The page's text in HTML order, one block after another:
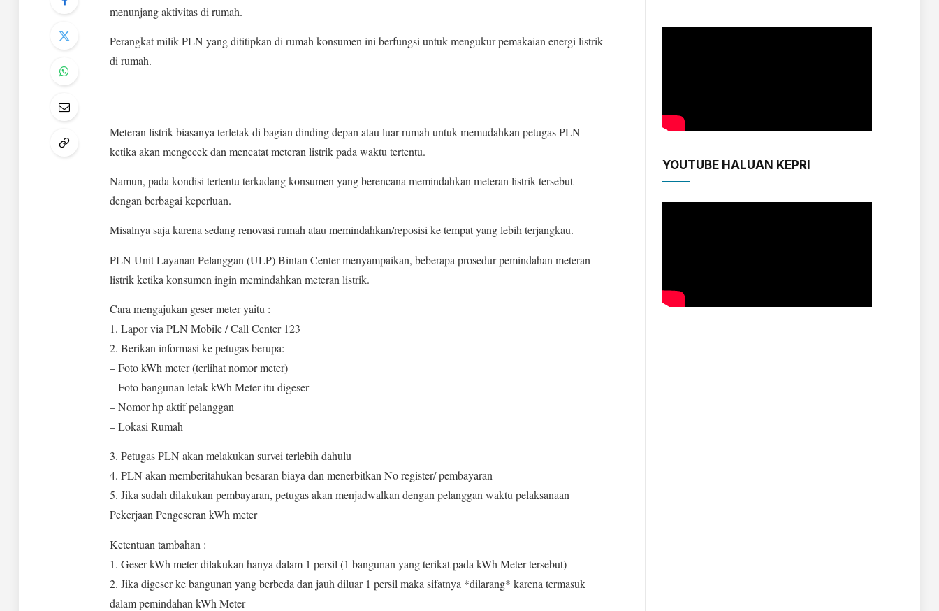
menunjang aktivitas di rumah.
Perangkat milik PLN yang dititipkan di rumah konsumen ini berfungsi untuk mengukur pemakaian energi listrik
di rumah.
Meteran listrik biasanya terletak di bagian dinding depan atau luar rumah untuk memudahkan petugas PLN
ketika akan mengecek dan mencatat meteran listrik pada waktu tertentu.
Namun, pada kondisi tertentu terkadang konsumen yang berencana memindahkan meteran listrik tersebut
dengan berbagai keperluan.
Misalnya saja karena sedang renovasi rumah atau memindahkan/reposisi ke tempat yang lebih terjangkau.
PLN Unit Layanan Pelanggan (ULP) Bintan Center menyampaikan, beberapa prosedur pemindahan meteran
listrik ketika konsumen ingin memindahkan meteran listrik.
Cara mengajukan geser meter yaitu :
1. Lapor via PLN Mobile / Call Center 123
2. Berikan informasi ke petugas berupa:
– Foto kWh meter (terlihat nomor meter)
– Foto bangunan letak kWh Meter itu digeser
– Nomor hp aktif pelanggan
– Lokasi Rumah
3. Petugas PLN akan melakukan survei terlebih dahulu
4. PLN akan memberitahukan besaran biaya dan menerbitkan No register/ pembayaran
5. Jika sudah dilakukan pembayaran, petugas akan menjadwalkan dengan pelanggan waktu pelaksanaan
Pekerjaan Pengeseran kWh meter
Ketentuan tambahan :
1. Geser kWh meter dilakukan hanya dalam 1 persil (1 bangunan yang terikat pada kWh Meter tersebut)
2. Jika digeser ke bangunan yang berbeda dan jauh diluar 1 persil maka sifatnya *dilarang* karena termasuk
dalam pemindahan kWh Meter
YOUTUBE HALUAN KEPRI